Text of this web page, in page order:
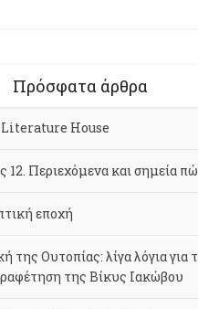
Πρόσφατα άρθρα
Literature House
12. Περιεχόμενα και σημεία
εποχή
της Ουτοπίας: λίγα λόγια για
της Βίκυς Ιακώβου